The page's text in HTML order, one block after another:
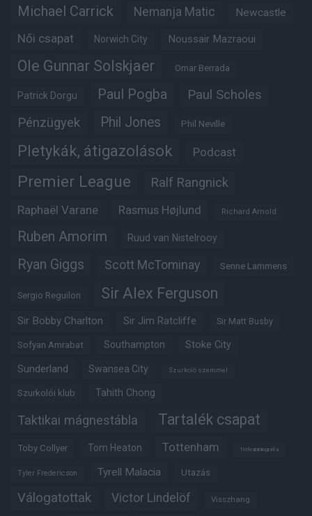
Michael Carrick Nemanja Matic Newcastle
Női csapat Norwich City Noussair Mazraoui
Ole Gunnar Solskjaer Omar Berrada
Patrick Dorgu Paul Pogba Paul Scholes
Pénzügyek Phil Jones Phil Neville
Pletykák, átigazolások Podcast
Premier League Ralf Rangnick
Raphaël Varane Rasmus Højlund Richard Arnold
Ruben Amorim Ruud van Nistelrooy
Ryan Giggs Scott McTominay Senne Lammens
Sergio Reguilon Sir Alex Ferguson
Sir Bobby Charlton Sir Jim Ratcliffe Sir Matt Busby
Sofyan Amrabat Southampton Stoke City
Sunderland Swansea City Szurkoló szemmel
Szurkolói klub Tahith Chong
Taktikai mágnestábla Tartalék csapat
Toby Collyer Tom Heaton Tottenham Trófeabibliográfia
Tyler Fredericson Tyrell Malacia Utazás
Válogatottak Victor Lindelöf Visszhang